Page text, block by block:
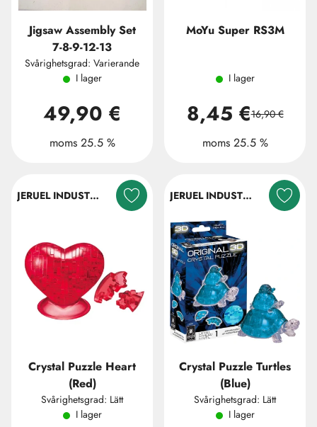
Jigsaw Assembly Set
7-8-9-12-13
Svårighetsgrad: Varierande
I lager
49,90 €
moms 25.5 %
MoYu Super RS3M
I lager
8,45 €16,90 €
moms 25.5 %
JERUEL INDUSTRIAL COMPANY LTD.
Crystal Puzzle Heart
(Red)
Svårighetsgrad: Lätt
I lager
JERUEL INDUSTRIAL COMPANY LTD.
Crystal Puzzle Turtles
(Blue)
Svårighetsgrad: Lätt
I lager